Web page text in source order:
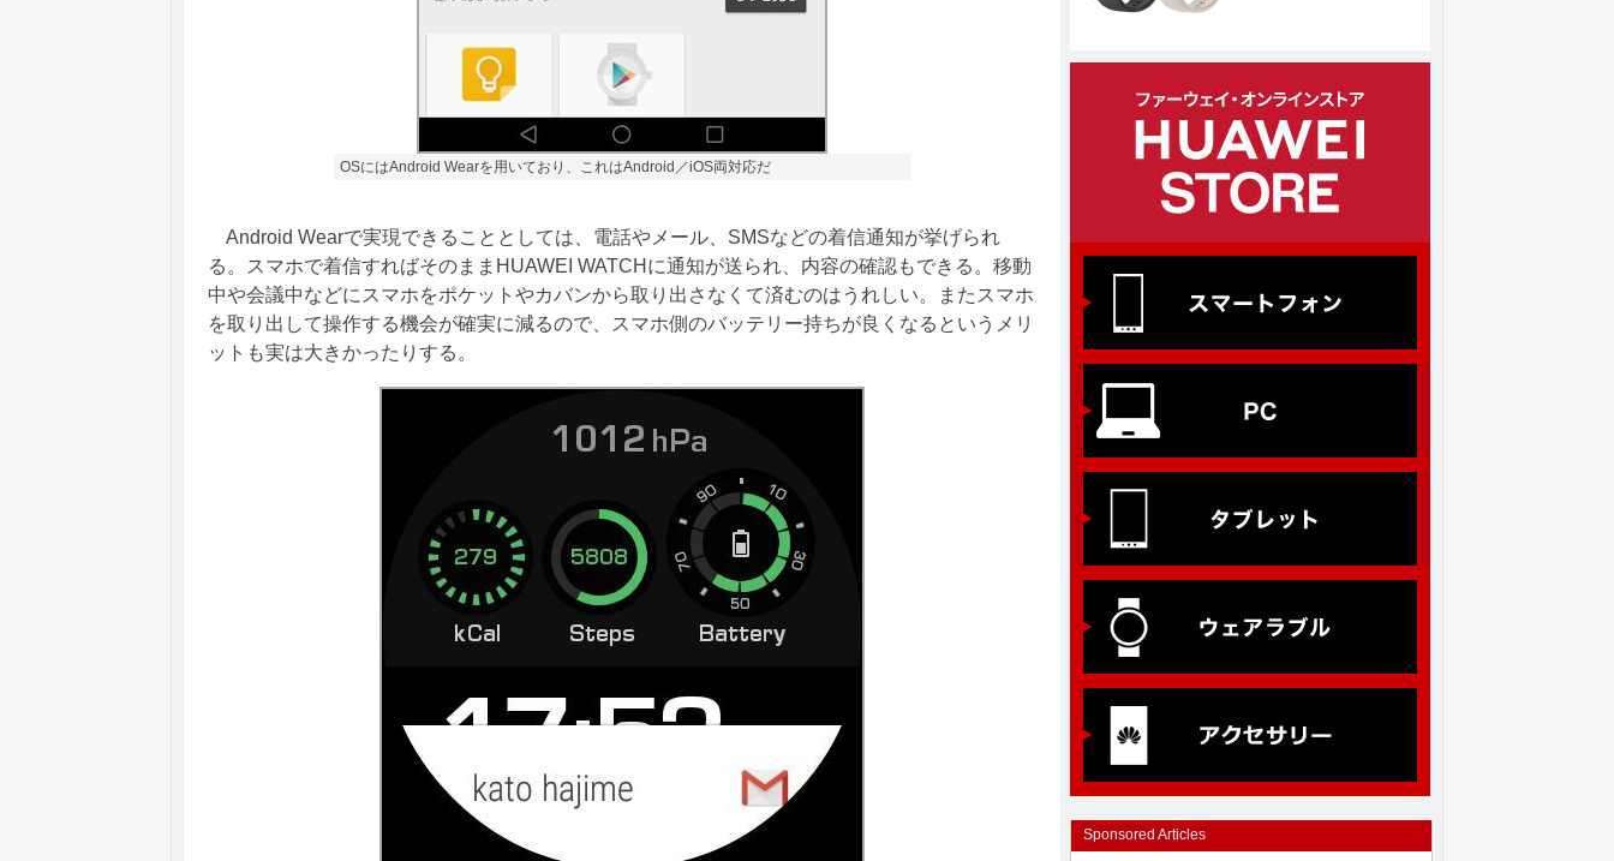
OSにはAndroid Wearを用いており、これはAndroid／iOS両対応だ
Android Wearで実現できることとしては、電話やメール、SMSなどの着信通知が挙げられ
る。スマホで着信すればそのままHUAWEI WATCHに通知が送られ、内容の確認もできる。移動
中や会議中などにスマホをポケットやカバンから取り出さなくて済むのはうれしい。またスマホ
を取り出して操作する機会が確実に減るので、スマホ側のバッテリー持ちが良くなるというメリ
ットも実は大きかったりする。
Sponsored Articles